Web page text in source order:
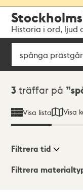
navigationen
huvudinnehållet
Historia i ord, ljud
Sök
Sökresultat
3 träffar på
Visa lista Visa
Visningsläge
Filtrera tid
Filtrera